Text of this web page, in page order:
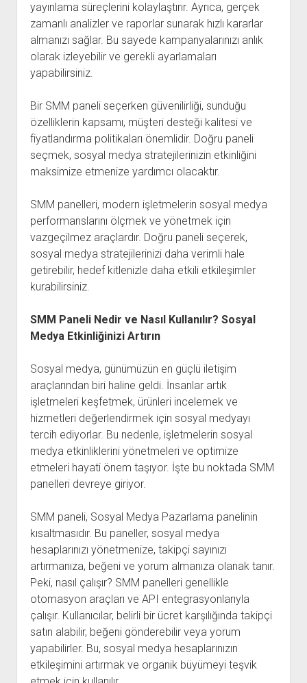
yayınlama süreçlerini kolaylaştırır. Ayrıca, gerçek
zamanlı analizler ve raporlar sunarak hızlı kararlar
almanızı sağlar. Bu sayede kampanyalarınızı anlık
olarak izleyebilir ve gerekli ayarlamaları
yapabilirsiniz.
Bir SMM paneli seçerken güvenilirliği, sunduğu
özelliklerin kapsamı, müşteri desteği kalitesi ve
fiyatlandırma politikaları önemlidir. Doğru paneli
seçmek, sosyal medya stratejilerinizin etkinliğini
maksimize etmenize yardımcı olacaktır.
SMM panelleri, modern işletmelerin sosyal medya
performanslarını ölçmek ve yönetmek için
vazgeçilmez araçlardır. Doğru paneli seçerek,
sosyal medya stratejilerinizi daha verimli hale
getirebilir, hedef kitlenizle daha etkili etkileşimler
kurabilirsiniz.
SMM Paneli Nedir ve Nasıl Kullanılır? Sosyal
Medya Etkinliğinizi Artırın
Sosyal medya, günümüzün en güçlü iletişim
araçlarından biri haline geldi. İnsanlar artık
işletmeleri keşfetmek, ürünleri incelemek ve
hizmetleri değerlendirmek için sosyal medyayı
tercih ediyorlar. Bu nedenle, işletmelerin sosyal
medya etkinliklerini yönetmeleri ve optimize
etmeleri hayati önem taşıyor. İşte bu noktada SMM
panelleri devreye giriyor.
SMM paneli, Sosyal Medya Pazarlama panelinin
kısaltmasıdır. Bu paneller, sosyal medya
hesaplarınızı yönetmenize, takipçi sayınızı
artırmanıza, beğeni ve yorum almanıza olanak tanır.
Peki, nasıl çalışır? SMM panelleri genellikle
otomasyon araçları ve API entegrasyonlarıyla
çalışır. Kullanıcılar, belirli bir ücret karşılığında takipçi
satın alabilir, beğeni gönderebilir veya yorum
yapabilirler. Bu, sosyal medya hesaplarınızın
etkileşimini artırmak ve organik büyümeyi teşvik